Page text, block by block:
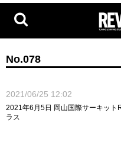
No.078
2021/06/25 12:02
2021年6月5日 岡山国際サーキット
ラス